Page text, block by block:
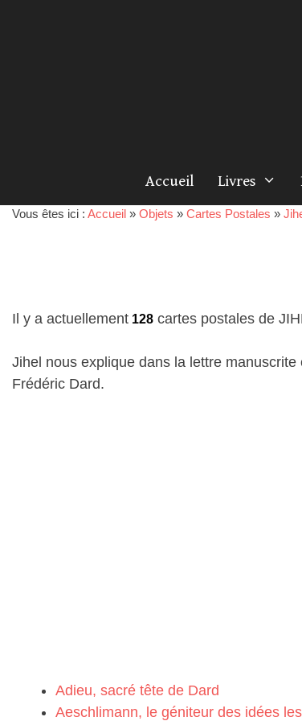
Accueil Livres
Vous êtes ici : Accueil » Objets » Cartes Postales »
Il y a actuellement 128 cartes postales de
Jihel nous explique dans la lettre
Frédéric Dard.
Adieu, sacré tête de Dard
Aeschlimann, le géniteur des idées